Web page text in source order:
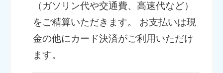
（ガソリン代や交通費、高速代など）
をご精算いただきます。 お支払いは現
金の他にカード決済がご利用いただけ
ます。